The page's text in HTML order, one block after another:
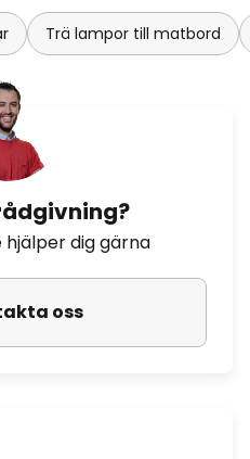
Trä lampor till matbord
hjälper dig gärna
oss